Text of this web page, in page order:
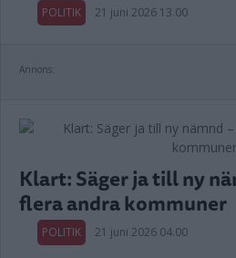
POLITIK 21 juni 2026 13.00
Annons:
Klart: Säger ja till ny
flera andra kommuner
POLITIK 21 juni 2026 04.00